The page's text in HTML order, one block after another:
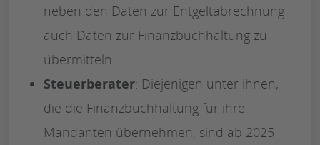
neben den Daten zur Entgeltabrechnung
auch Daten zur Finanzbuchhaltung zu
übermitteln.
Steuerberater: Diejenigen unter ihnen,
die die Finanzbuchhaltung für ihre
Mandanten übernehmen, sind ab 2025